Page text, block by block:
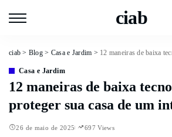
ciab
ciab > Blog > Casa e Jardim > 12 maneiras de baixa tecnologia
Casa e Jardim
12 maneiras de baixa
proteger sua casa de um
26 de maio de 2025 697 Views